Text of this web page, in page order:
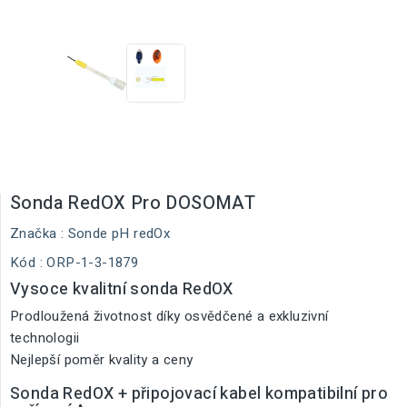
Sonda RedOX Pro DOSOMAT
Značka : Sonde pH redOx
Kód : ORP-1-3-1879
Vysoce kvalitní sonda RedOX
Prodloužená životnost díky osvědčené a exkluzivní
technologii
Nejlepší poměr kvality a ceny
Sonda RedOX + připojovací kabel kompatibilní pro